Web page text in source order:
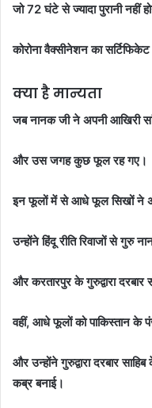
जो 72 घंटे से ज्यादा पुरानी नहीं
कोरोना वैक्सीनेशन का सर्टिफिकेट
क्या है मान्यता
जब नानक जी ने अपनी आखिरी
और उस जगह कुछ फूल रह गए।
इन फूलों में से आधे फूल सिखों ने
उन्होंने हिंदू रीति रिवाजों से गुरु
और करतारपुर के गुरुद्वारा दरबार
वहीं, आधे फूलों को पाकिस्तान के
और उन्होंने गुरुद्वारा दरबार
कब्र बनाई।